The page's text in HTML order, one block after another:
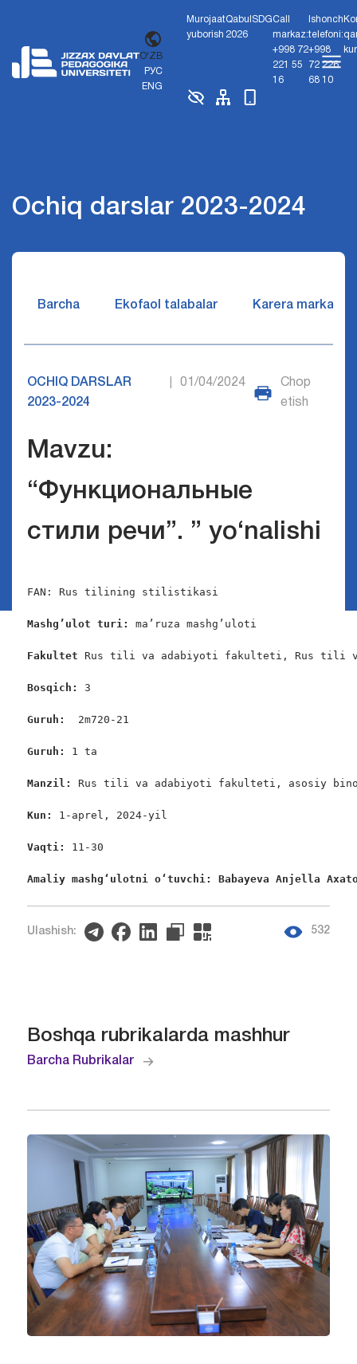
O'ZB
РУС
ENG
Murojaat
yuborish
Qabul
2026
SDGCall
markaz:
+998 72
221 55
16
Ishonch
telefoni:
+998
72 226
68 10
Ochiq darslar 2023-2024
Barcha Ekofaol talabalar Karera markazi
OCHIQ DARSLAR
2023-2024
01/04/2024
Chop
etish
Mavzu:
“Функциональные
стили речи”. ” yo‘nalishi
FAN: Rus tilining stilistikasi
Mashg’ulot turi: ma’ruza mashg’uloti
Fakultet Rus tili va adabiyoti fakulteti, Rus tili
Bosqich: 3
Guruh: 2m720-21
Guruh: 1 ta
Manzil: Rus tili va adabiyoti fakulteti, asosiy
Kun: 1-aprel, 2024-yil
Vaqti: 11-30
Amaliy mashgʻulotni oʻtuvchi: Babayeva Anjella
Ulashish: 532
Boshqa rubrikalarda mashhur
Barcha Rubrikalar